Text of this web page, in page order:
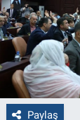
Paylaş
Genel
Çevre
Yerel
Magazin